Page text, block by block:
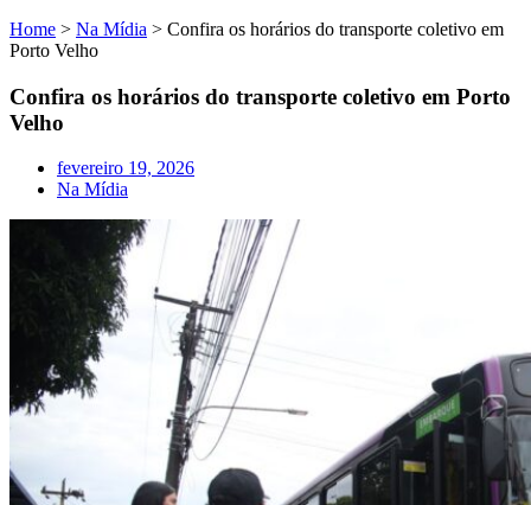
Home > Na Mídia > Confira os horários do transporte coletivo em
Porto Velho
Confira os horários do transporte coletivo em Porto
Velho
fevereiro 19, 2026
Na Mídia